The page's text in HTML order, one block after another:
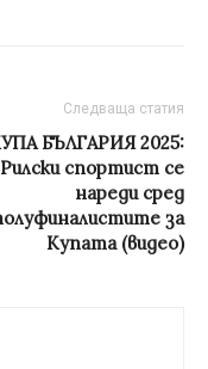
Следваща статия
БЪЛГАРИЯ 2025:
Рилски спортист се
нареди сред
за
Купата (видео)